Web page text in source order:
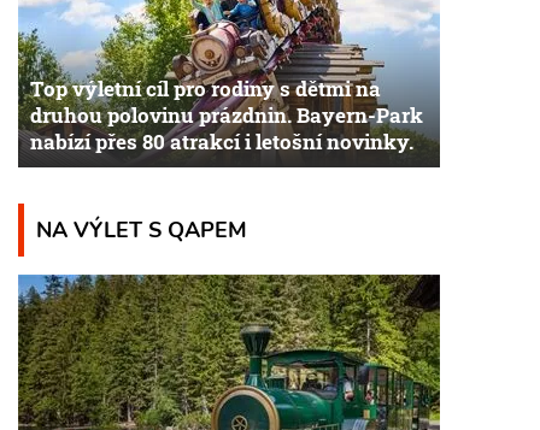
Top výletní cíl pro rodiny s dětmi na
druhou polovinu prázdnin. Bayern-Park
nabízí přes 80 atrakcí i letošní novinky.
NA VÝLET S QAPEM